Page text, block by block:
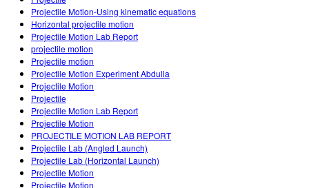
Projectile Motion-Using kinematic equations
Horizontal projectile motion
Projectile Motion Lab Report
projectile motion
Projectile motion
Projectile Motion Experiment Abdulla
Projectile Motion
Projectile
Projectile Motion Lab Report
Projectile Motion
PROJECTILE MOTION LAB REPORT
Projectile Lab (Angled Launch)
Projectile Lab (Horizontal Launch)
Projectile Motion
Projectile Motion